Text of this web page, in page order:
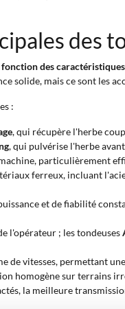
des
des
solide, mais ce sont les
:
, qui récupère l'herbe
, qui pulvérise l'herbe
particulièrement
ferreux, incluant
et de fiabilité
l'opérateur ; les tondeuses
de vitesses, permettant
homogène sur terrains
la meilleure